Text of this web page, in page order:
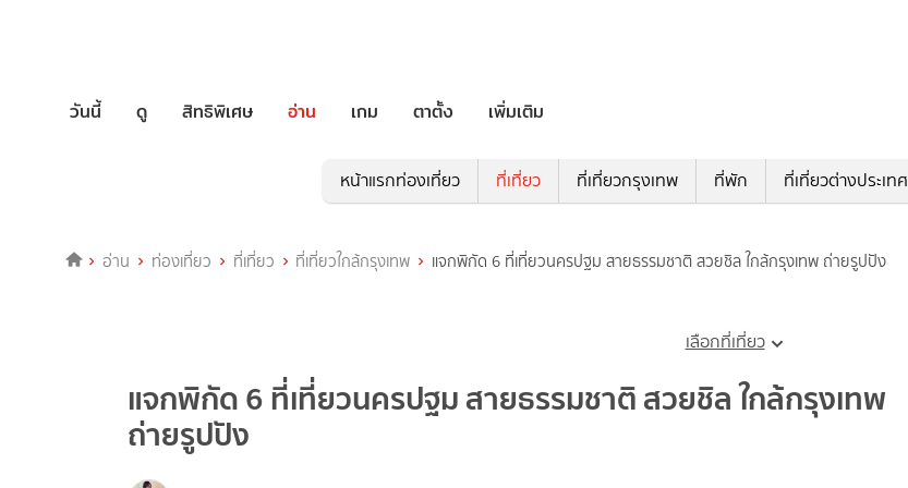
วันนี้ ดู สิทธิพิเศษ อ่าน เกม ตาตั้ง เพิ่มเติม
หน้าแรกท่องเที่ยว ที่เที่ยว ที่เที่ยวกรุงเทพ ที่พัก ที่เที่ยวต่างประเทศ
อ่าน ท่องเที่ยว ที่เที่ยว ที่เที่ยวใกล้กรุงเทพ แจกพิกัด 6 ที่เที่ยวนครปฐม สายธรรมชาติ สวยชิล ใกล้กรุงเทพ ถ่ายรูปปัง
เลือกที่เที่ยว
แจกพิกัด 6 ที่เที่ยวนครปฐม สายธรรมชาติ สวยชิล ใกล้กรุงเทพ
ถ่ายรูปปัง